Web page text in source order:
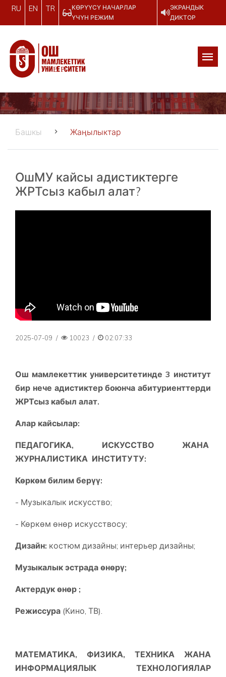
RU EN TR
КӨРҮҮСҮ НАЧАРЛАР
ҮЧҮН РЕЖИМ
ЭКРАНДЫК
ДИКТОР
Башкы Жаңылыктар
ОшМУ кайсы адистиктерге
ЖРТсыз кабыл алат?
2025-07-09 / 10023 / 02:07:33
Ош мамлекеттик университетинде 3 институт
бир нече адистиктер боюнча абитуриенттерди
ЖРТсыз кабыл алат.
Алар кайсылар:
ПЕДАГОГИКА, ИСКУССТВО ЖАНА
ЖУРНАЛИСТИКА ИНСТИТУТУ:
Көркөм билим берүү:
- Музыкалык искусство;
- Көркөм өнөр искусствосу;
Дизайн: костюм дизайны; интерьер дизайны;
Музыкалык эстрада өнөрү;
Актердук өнөр ;
Режиссура (Кино, ТВ).
МАТЕМАТИКА, ФИЗИКА, ТЕХНИКА ЖАНА
ИНФОРМАЦИЯЛЫК ТЕХНОЛОГИЯЛАР